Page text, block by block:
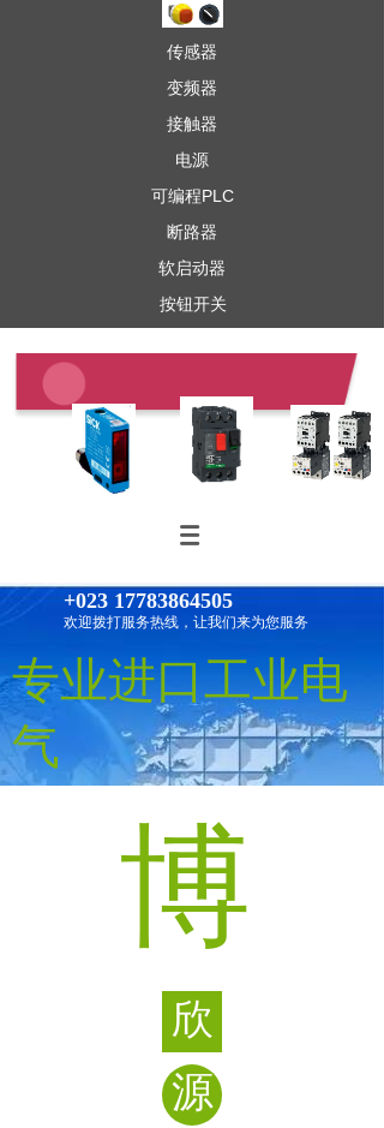
按钮开关
软启动器
断路器
可编程PLC
变频器
接触器
电源
传感器
+023 17783864505
欢迎拨打服务热线，让我们来为您服务
专业进口工业电
气
博
欣
源